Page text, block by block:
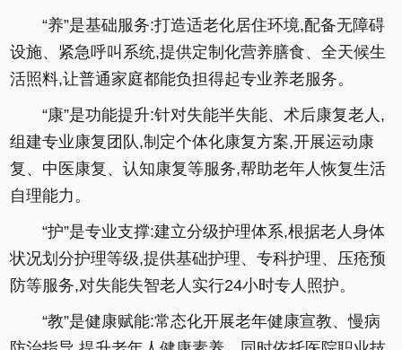
“养”是基础服务:打造适老化居住环境,配备无障碍
设施、紧急呼叫系统,提供定制化营养膳食、全天候生
活照料,让普通家庭都能负担得起专业养老服务。
“康”是功能提升:针对失能半失能、术后康复老人,
组建专业康复团队,制定个体化康复方案,开展运动康
复、中医康复、认知康复等服务,帮助老年人恢复生活
自理能力。
“护”是专业支撑:建立分级护理体系,根据老人身体
状况划分护理等级,提供基础护理、专科护理、压疮预
防等服务,对失能失智老人实行24小时专人照护。
“教”是健康赋能:常态化开展老年健康宣教、慢病